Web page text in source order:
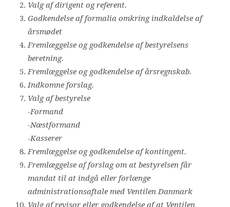
Valg af dirigent og referent.
Godkendelse af formalia omkring indkaldelse af
årsmødet
Fremlæggelse og godkendelse af bestyrelsens
beretning.
Fremlæggelse og godkendelse af årsregnskab.
Indkomne forslag.
Valg af bestyrelse
-Formand
-Næstformand
-Kasserer
Fremlæggelse og godkendelse af kontingent.
Fremlæggelse af forslag om at bestyrelsen får
mandat til at indgå eller forlænge
administrationsaftale med Ventilen Danmark
Valg af revisor eller godkendelse af at Ventilen